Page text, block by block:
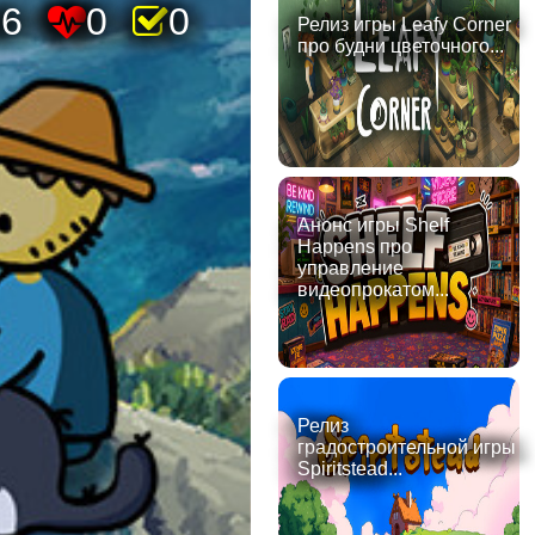
0 0
Релиз игры Leafy Corner
про будни цветочного...
Анонс игры Shelf
Happens про
управление
видеопрокатом...
Релиз
градостроительной игры
Spiritstead...